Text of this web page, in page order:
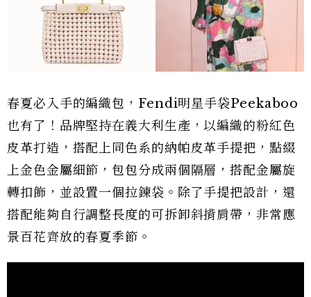
春夏必入手的編織包，Fendi明星手袋Peekaboo
也有了！品牌堅持在義大利生產，以編織的粉紅色
皮革打造，搭配上同色系的納帕皮革手提把，點綴
上金色金屬細節，包包分成兩個隔層，搭配金屬旋
轉扣飾，並設置一個拉鍊袋。除了手提把設計，還
搭配能夠自行調整長度的可拆卸斜揹肩帶，非常應
景百花齊放的春夏季節。